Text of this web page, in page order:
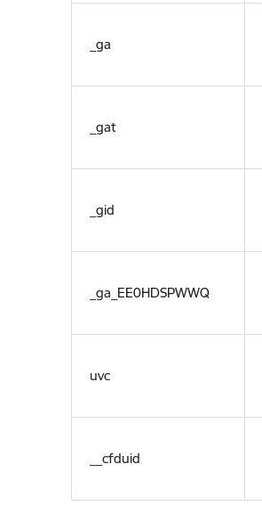
_ga
_gat
_gid
_ga_EE0HDSPWWQ
uvc
__cfduid